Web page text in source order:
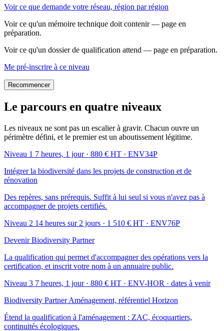
Voir ce que demande votre réseau, région par région
Voir ce qu'un mémoire technique doit contenir — page en
préparation.
Voir ce qu'un dossier de qualification attend — page en préparation.
Me pré-inscrire à ce niveau
Recommencer
Le parcours en quatre niveaux
Les niveaux ne sont pas un escalier à gravir. Chacun ouvre un
périmètre défini, et le premier est un aboutissement légitime.
Niveau 1 7 heures, 1 jour · 880 € HT · ENV34P
Intégrer la biodiversité dans les projets de construction et de
rénovation
Des repères, sans prérequis. Suffit à lui seul si vous n'avez pas à
accompagner de projets certifiés.
Niveau 2 14 heures sur 2 jours · 1 510 € HT · ENV76P
Devenir Biodiversity Partner
La qualification qui permet d'accompagner des opérations vers la
certification, et inscrit votre nom à un annuaire public.
Niveau 3 7 heures, 1 jour · 880 € HT · ENV-HOR · dates à venir
Biodiversity Partner Aménagement, référentiel Horizon
Étend la qualification à l'aménagement : ZAC, écoquartiers,
continuités écologiques.